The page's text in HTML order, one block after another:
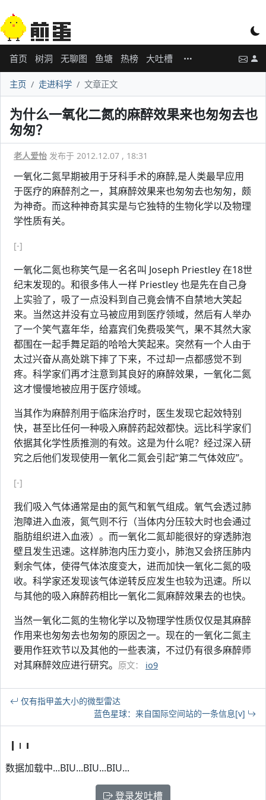
首页 树洞 无聊图 鱼塘 热榜 大吐槽
主页 走进科学 文章正文
为什么一氧化二氮的麻醉效果来也匆匆去也
匆匆？
老人爱怡 发布于 2012.12.07 , 18:31
一氧化二氮早期被用于牙科手术的麻醉,是人类最早应用
于医疗的麻醉剂之一，其麻醉效果来也匆匆去也匆匆，颇
为神奇。而这种神奇其实是与它独特的生物化学以及物理
学性质有关。
[-]
一氧化二氮也称笑气是一名名叫 Joseph Priestley 在18世
纪末发现的。和很多伟人一样 Priestley 也是先在自己身
上实验了，吸了一点没料到自己竟会情不自禁地大笑起
来。当然这并没有立马被应用到医疗领域，然后有人举办
了一个笑气嘉年华，给嘉宾们免费吸笑气，果不其然大家
都围在一起手舞足蹈的哈哈大笑起来。突然有一个人由于
太过兴奋从高处跳下摔了下来，不过却一点都感觉不到
疼。科学家们再才注意到其良好的麻醉效果，一氧化二氮
这才慢慢地被应用于医疗领域。
当其作为麻醉剂用于临床治疗时，医生发现它起效特别
快，甚至比任何一种吸入麻醉药起效都快。远比科学家们
依据其化学性质推测的有效。这是为什么呢？经过深入研
究之后他们发现使用一氧化二氮会引起“第二气体效应”。
[-]
我们吸入气体通常是由的氮气和氧气组成。氧气会透过肺
泡障进入血液，氮气则不行（当体内分压较大时也会通过
脂肪组织进入血液）。而一氧化二氮却能很好的穿透肺泡
壁且发生迅速。这样肺泡内压力变小，肺泡又会挤压肺内
剩余气体，使得气体浓度变大，进而加快一氧化二氮的吸
收。科学家还发现该气体逆转反应发生也较为迅速。所以
与其他的吸入麻醉药相比一氧化二氮麻醉效果去的也快。
当然一氧化二氮的生物化学以及物理学性质仅仅是其麻醉
作用来也匆匆去也匆匆的原因之一。现在的一氧化二氮主
要用作狂欢节以及其他的一些表演，不过仍有很多麻醉师
对其麻醉效应进行研究。 原文： io9
仅有指甲盖大小的微型雷达
蓝色星球：来自国际空间站的一条信息[v]
数据加载中...BIU...BIU...BIU...
登录发吐槽